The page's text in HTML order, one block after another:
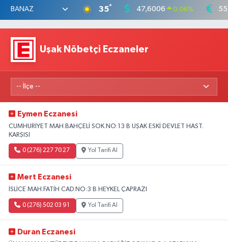
35° 47,6006 0.06%
Uşak Nöbetçi Eczaneler
Eymen Eczanesi
CUMHURİYET MAH.BAHÇELİ SOK.NO:13 B UŞAK ESKİ DEVLET HAST.
KARŞISI
0 (276) 227 70 27 Yol Tarifi Al
Mert Eczanesi
İSLİCE MAH.FATİH CAD.NO:3 B HEYKEL ÇAPRAZI
0 (276) 502 03 91 Yol Tarifi Al
Duran Eczanesi